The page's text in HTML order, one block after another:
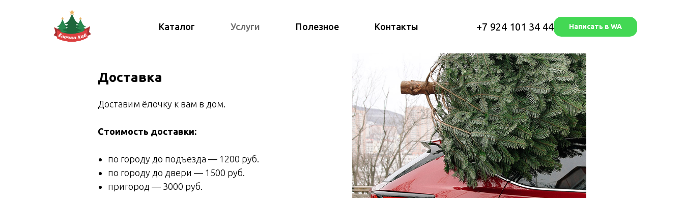
Каталог Услуги Полезное Контакты +7 924 101 34 44 Написать в WA
Доставка
Доставим ёлочку к вам в дом.
Стоимость доставки:
по городу до подъезда — 1200 руб.
по городу до двери — 1500 руб.
пригород — 3000 руб.